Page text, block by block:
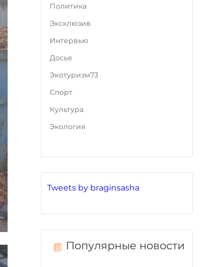
Tweets by braginsasha
Популярные новости
Политика
Эксклюзив
Интервью
Досье
Экотуризм73
Cпорт
Культура
Экология